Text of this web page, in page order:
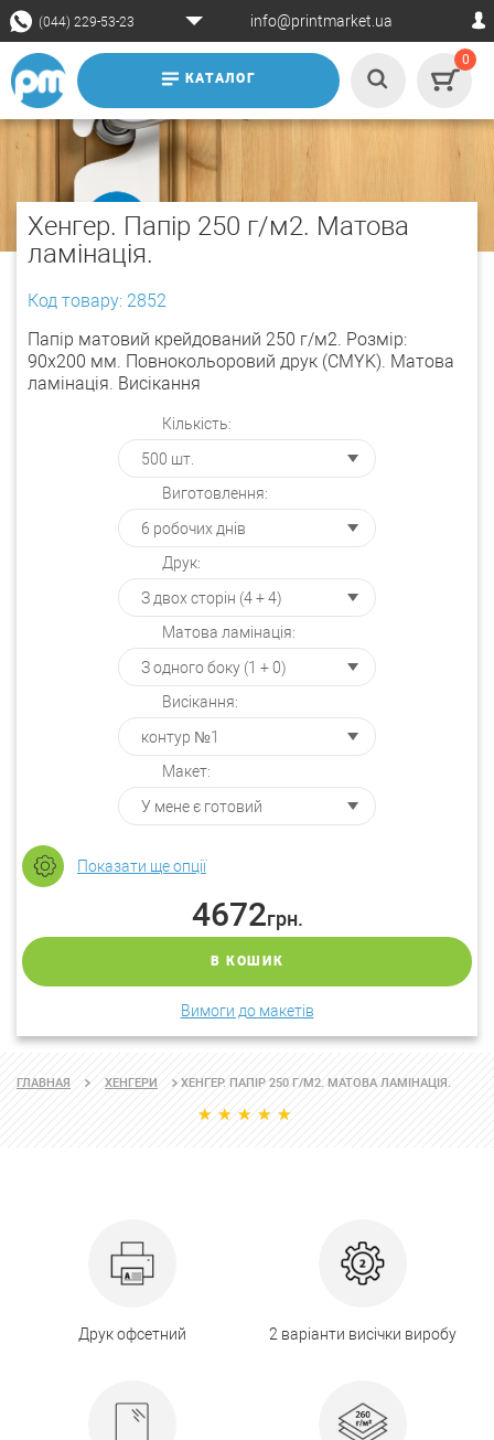
(044) 229-53-23 info@printmarket.ua
КАТАЛОГ
0
Хенгер. Папір 250 г/м2. Матова
ламінація.
Код товару: 2852
Папір матовий крейдований 250 г/м2. Розмір:
90х200 мм. Повнокольоровий друк (CMYK). Матова
ламінація. Висікання
Кількість:
Виготовлення:
Друк:
Матова ламінація:
Висікання:
Макет:
Показати ще опції
4672грн.
В КОШИК
Вимоги до макетів
ГЛАВНАЯ ХЕНГЕРИ ХЕНГЕР. ПАПІР 250 Г/М2. МАТОВА ЛАМІНАЦІЯ.
Друк офсетний 2 варіанти висічки виробу